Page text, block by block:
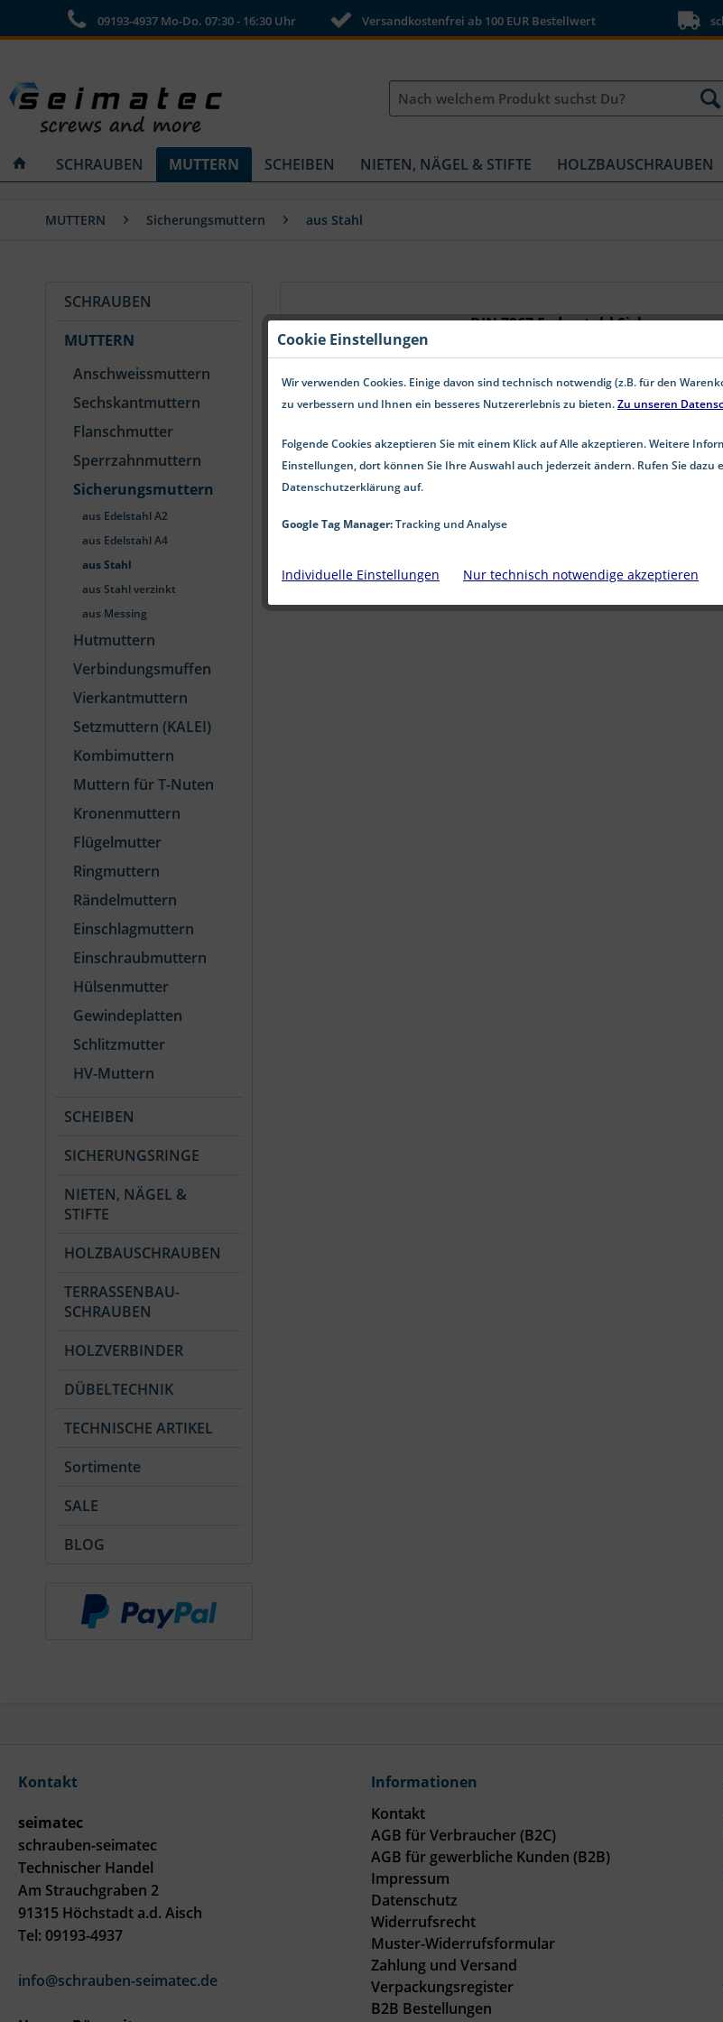
09193-4937 Mo-Do. 07:30 - 16:30 Uhr Versandkostenfrei ab 100 EUR Bestellwert
SCHRAUBEN MUTTERN SCHEIBEN NIETEN, NÄGEL & STIFTE HOLZBAUSCHRAUBEN
MUTTERN Sicherungsmuttern aus Stahl
SCHRAUBEN
MUTTERN
Anschweissmuttern
Sechskantmuttern
Flanschmutter
Sperrzahnmuttern
Sicherungsmuttern
aus Edelstahl A2
aus Edelstahl A4
aus Stahl
aus Stahl verzinkt
aus Messing
Hutmuttern
Verbindungsmuffen
Vierkantmuttern
Setzmuttern (KALEI)
Kombimuttern
Muttern für T-Nuten
Kronenmuttern
Flügelmutter
Ringmuttern
Rändelmuttern
Einschlagmuttern
Einschraubmuttern
Hülsenmutter
Gewindeplatten
Schlitzmutter
HV-Muttern
SCHEIBEN
SICHERUNGSRINGE
NIETEN, NÄGEL &
STIFTE
HOLZBAUSCHRAUBEN
TERRASSENBAU-
SCHRAUBEN
HOLZVERBINDER
DÜBELTECHNIK
TECHNISCHE ARTIKEL
Sortimente
SALE
BLOG
DIN 7967 Federstahl
DIN 7967 Sicherungsmuttern
Federstahl gefertigt und sind auch
Vorgaben der Norm DIN 7967 und den
Produkt: Sicherungsmutter / Palmutter
ab 31,49 € *
Merken
Kontakt
seimatec
schrauben-seimatec
Technischer Handel
Am Strauchgraben 2
91315 Höchstadt a.d. Aisch
Tel: 09193-4937
info@schrauben-seimatec.de
Informationen
Kontakt
AGB für Verbraucher (B2C)
AGB für gewerbliche Kunden (B2B)
Impressum
Datenschutz
Widerrufsrecht
Muster-Widerrufsformular
Zahlung und Versand
Verpackungsregister
B2B Bestellungen
Cookie Einstellungen
Wir verwenden Cookies. Einige davon sind technisch notwendig (z.B. für den
zu verbessern und Ihnen ein besseres Nutzererlebnis zu bieten.Zu unseren
Folgende Cookies akzeptieren Sie mit einem Klick auf Alle akzeptieren. Weitere
Einstellungen, dort können Sie Ihre Auswahl auch jederzeit ändern. Rufen Sie dazu
Datenschutzerklärung auf.
Google Tag Manager:Tracking und Analyse
Individuelle Einstellungen Nur technisch notwendige akzeptieren